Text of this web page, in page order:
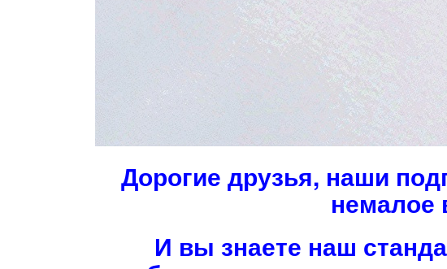
Дорогие друзья, наши
немалое
И вы знаете наш